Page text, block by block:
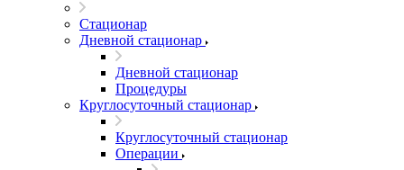
Стационар
Дневной стационар
Дневной стационар
Процедуры
Круглосуточный стационар
Круглосуточный стационар
Операции